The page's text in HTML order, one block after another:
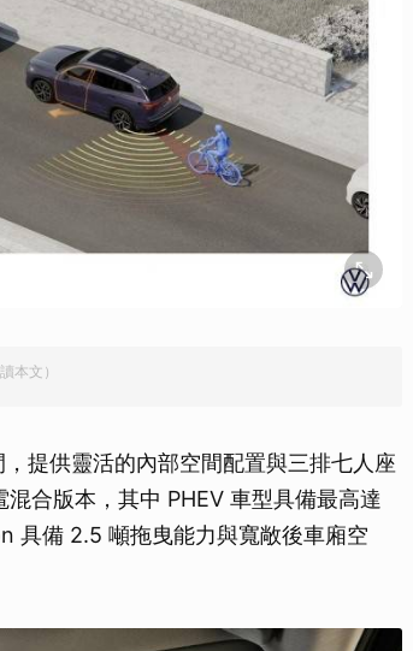
本文）
提供靈活的內部空間配置與三排七人座
合版本，其中 PHEV 車型具備最高達
具備 2.5 噸拖曳能力與寬敞後車廂空